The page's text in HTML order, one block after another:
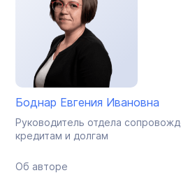
Боднар Евгения Ивановна
Руководитель отдела
кредитам и долгам
Об авторе